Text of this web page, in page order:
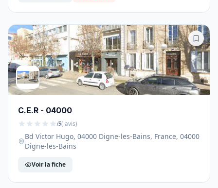
C.E.R - 04000
/5( avis)
Bd Victor Hugo, 04000 Digne-les-Bains, France, 04000
Digne-les-Bains
Voir la fiche